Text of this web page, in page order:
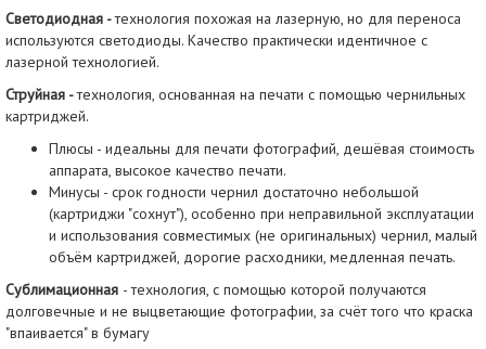
Светодиодная -технология похожая на лазерную, но для переноса
используются светодиоды. Качество практически идентичное с
лазерной технологией.
Струйная -технология, основанная на печати с помощью чернильных
картриджей.
Плюсы - идеальны для печати фотографий, дешёвая стоимость
аппарата, высокое качество печати.
Минусы - срок годности чернил достаточно небольшой
(картриджи "сохнут"), особенно при неправильной эксплуатации
и использования совместимых (не оригинальных) чернил, малый
объём картриджей, дорогие расходники, медленная печать.
Сублимационная - технология, с помощью которой получаются
долговечные и не выцветающие фотографии, за счёт того что краска
"впаивается" в бумагу